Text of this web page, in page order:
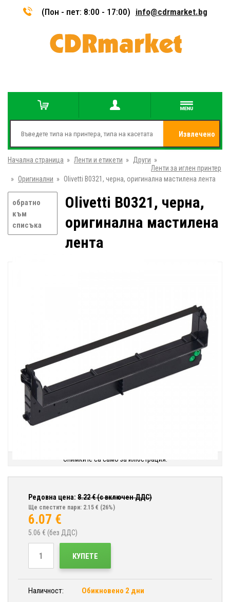
(Пон - пет: 8:00 - 17:00) info@cdrmarket.bg
Извлечено
Начална страница » Ленти и етикети » Други »
Ленти за иглен принтер
» Оригинални » Olivetti B0321, черна, оригинална мастилена лента
обратно
към
списъка
Olivetti B0321, черна,
оригинална мастилена
лента
Снимките са само за илюстрация.
Редовна цена: 8.22€ (с включен ДДС)
Ще спестите пари: 2.15 € (26%)
6.07 €
5.06 € (без ДДС)
КУПЕТЕ
Наличност:
Обикновено 2 дни